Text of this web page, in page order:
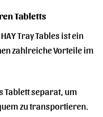
Tabletts
Tray Tables ist ein
zahlreiche Vorteile im
Tablett separat, um
zu transportieren.